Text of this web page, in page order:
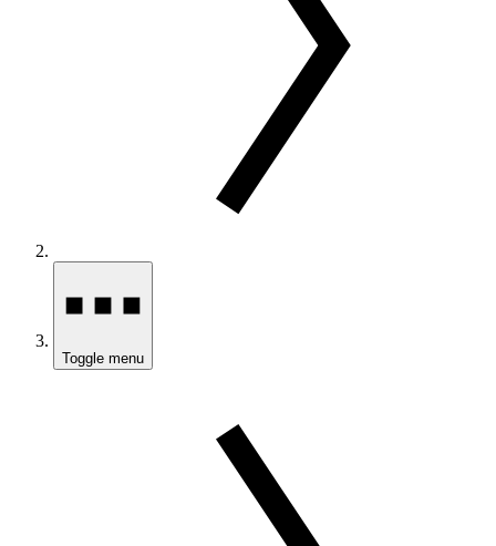
Toggle menu